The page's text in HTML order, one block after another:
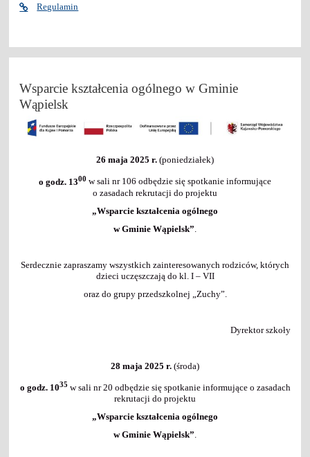
Regulamin
Wsparcie kształcenia ogólnego w Gminie
Wąpielsk
26 maja 2025 r. (poniedziałek)
o godz. 1300 w sali nr 106 odbędzie się spotkanie informujące
o zasadach rekrutacji do projektu
„Wsparcie kształcenia ogólnego
w Gminie Wąpielsk”
Serdecznie zapraszamy wszystkich zainteresowanych rodziców, których
dzieci uczęszczają do kl. I – VII
oraz do grupy przedszkolnej „Zuchy”.
Dyrektor szkoły
28 maja 2025 r. (środa)
o godz. 1035 w sali nr 20 odbędzie się spotkanie informujące o zasadach
rekrutacji do projektu
„Wsparcie kształcenia ogólnego
w Gminie Wąpielsk”.